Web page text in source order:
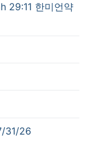
29:11 한미언약
31/26